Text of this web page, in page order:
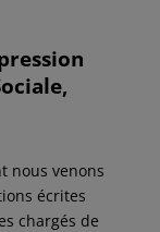
nous venons
écrites
chargés de